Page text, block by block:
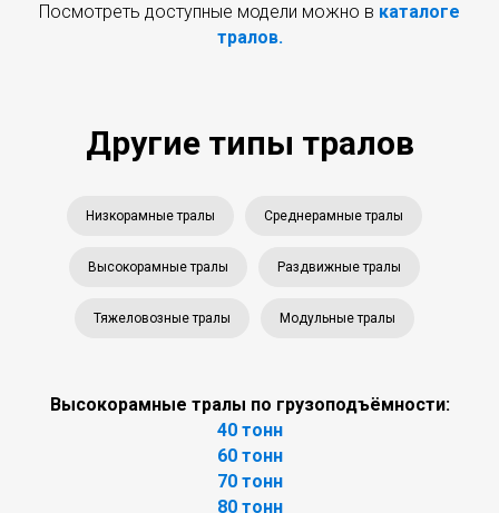
Посмотреть доступные модели можно в каталоге
тралов.
Другие типы тралов
Низкорамные тралы Среднерамные тралы
Высокорамные тралы Раздвижные тралы
Тяжеловозные тралы Модульные тралы
Высокорамные тралы по грузоподъёмности:
40 тонн
60 тонн
70 тонн
80 тонн